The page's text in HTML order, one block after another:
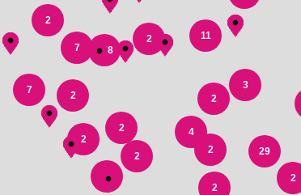
2
2
2
2
4
2
29
3
11
2
7
2
2
3
2
2
7 178